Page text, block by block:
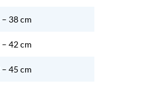
– 38 cm
– 42 cm
45 cm